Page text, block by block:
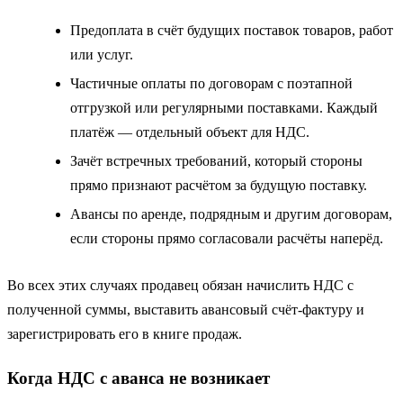
Предоплата в счёт будущих поставок товаров, работ
или услуг.
Частичные оплаты по договорам с поэтапной
отгрузкой или регулярными поставками. Каждый
платёж — отдельный объект для НДС.
Зачёт встречных требований, который стороны
прямо признают расчётом за будущую поставку.
Авансы по аренде, подрядным и другим договорам,
если стороны прямо согласовали расчёты наперёд.
Во всех этих случаях продавец обязан начислить НДС с
полученной суммы, выставить авансовый счёт‑фактуру и
зарегистрировать его в книге продаж.
Когда НДС с аванса не возникает